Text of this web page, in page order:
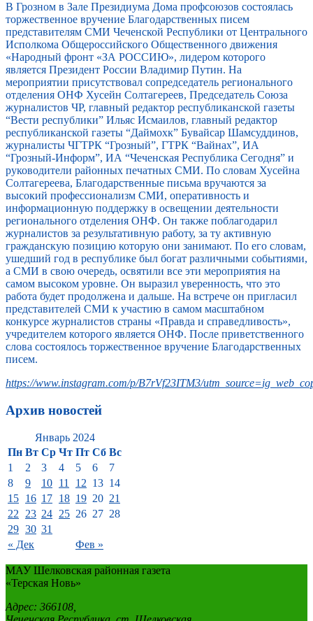
В Грозном в Зале Президиума Дома профсоюзов состоялась
торжественное вручение Благодарственных писем
представителям СМИ Чеченской Республики от Центрального
Исполкома Общероссийского Общественного движения
«Народный фронт «ЗА РОССИЮ», лидером которого
является Президент России Владимир Путин. На
мероприятии присутствовал сопредседатель регионального
отделения ОНФ Хусейн Солтагереев, Председатель Союза
журналистов ЧР, главный редактор республиканской газеты
“Вести республики” Ильяс Исмаилов, главный редактор
республиканской газеты “Даймохк” Бувайсар Шамсуддинов,
журналисты ЧГТРК “Грозный”, ГТРК “Вайнах”, ИА
“Грозный-Информ”, ИА “Чеченская Республика Сегодня” и
руководители районных печатных СМИ. По словам Хусейна
Солтагереева, Благодарственные письма вручаются за
высокий профессионализм СМИ, оперативность и
информационную поддержку в освещении деятельности
регионального отделения ОНФ. Он также поблагодарил
журналистов за результативную работу, за ту активную
гражданскую позицию которую они занимают. По его словам,
ушедший год в республике был богат различными событиями,
а СМИ в свою очередь, освятили все эти мероприятия на
самом высоком уровне. Он выразил уверенность, что это
работа будет продолжена и дальше. На встрече он пригласил
представителей СМИ к участию в самом масштабном
конкурсе журналистов страны «Правда и справедливость»,
учредителем которого является ОНФ. После приветственного
слова состоялось торжественное вручение Благодарственных
писем.
https://www.instagram.com/p/B7rVf23ITM3/
Архив новостей
Январь 2024
Пн Вт Ср Чт Пт Сб Вс
« Дек Фев »
1 2 3 4 5 6
7
8
9 10 11 12 13 14
15 16 17 18 19 20 21
22
23 24 25 26 27 28
29 30 31
МАУ Шелковская районная газета
«Терская Новь»
Адрес: 366108,